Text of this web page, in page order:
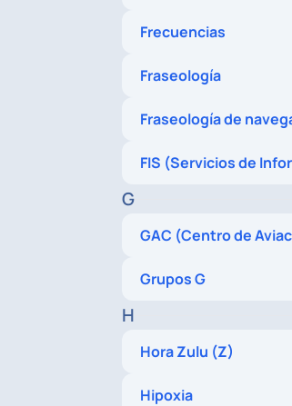
Frecuencias
Fraseología
Fraseología de
FIS (Servicios de
G
GAC (Centro de
Grupos G
H
Hora Zulu (Z)
Hipoxia